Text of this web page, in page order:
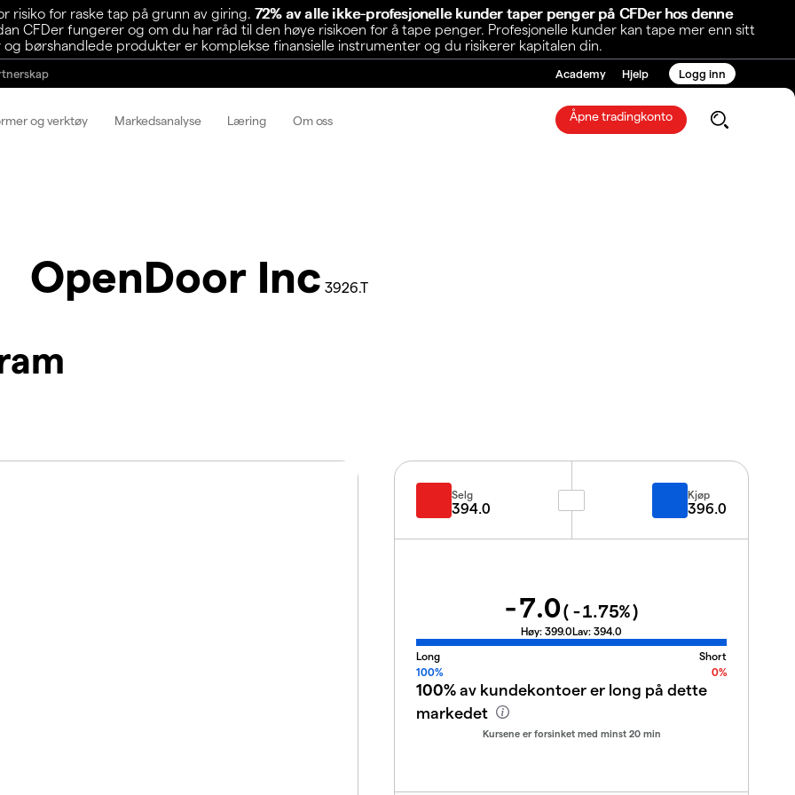
risiko for raske tap på grunn av giring.72% av alle ikke-profesjonelle kunder taper penger på CFDer hos denne
CFDer fungerer og om du har råd til den høye risikoen for å tape penger. Profesjonelle kunder kan tape mer enn sitt
børshandlede produkter er komplekse finansielle instrumenter og du risikerer kapitalen din.
Academy Hjelp Logg inn
og verktøy Markedsanalyse Læring Om oss Åpne tradingkonto
OpenDoor Inc 3926.T
Selg
394.0
Kjøp
396.0
-7.0( -1.75%)
Høy: 399.0Lav: 394.0
Long
Short
100%
0%
100%av kundekontoer er long på dette
markedet
Kursene er forsinket med minst 20 min